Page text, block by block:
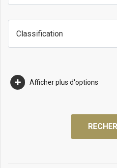
Afficher plus d'options